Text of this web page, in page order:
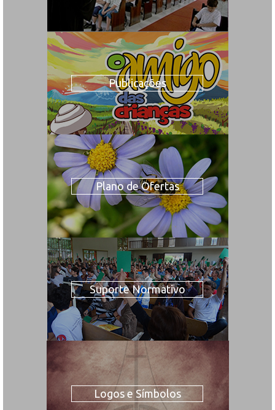
Publicações
Plano de Ofertas
Suporte Normativo
Logos e Símbolos